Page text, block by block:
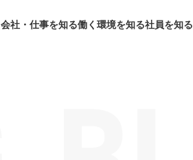
会社・仕事を知る働く環境を知る社員を知る